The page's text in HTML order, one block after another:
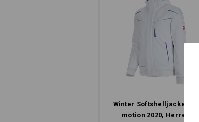
Winter­ Softshell­jacke e.s.​
motion 2020, Herren